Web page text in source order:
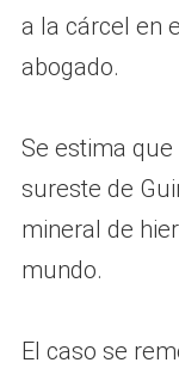
a la cárcel en
abogado.
Se estima
sureste de
mineral de
mundo.
El caso se